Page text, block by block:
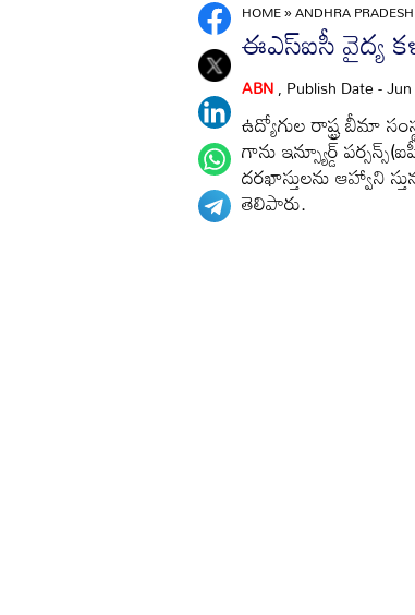
HOME»ANDHRA PRADESH
ఈఎస్‌ఐసీ వైద్య
ABN, Publish Date -
ఉద్యోగుల రాష్ట్ర బీమా
గాను ఇన్స్యూర్డ్‌
దరఖాస్తులను ఆహ్వాని
తెలిపారు.